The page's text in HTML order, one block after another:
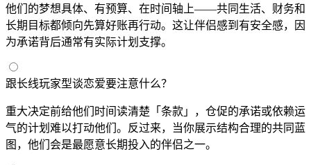
他们的梦想具体、有预算、在时间轴上——共同生活、财务和
长期目标都倾向先算好账再行动。这让伴侣感到有安全感，因
为承诺背后通常有实际计划支撑。
跟长线玩家型谈恋爱要注意什么？
重大决定前给他们时间读清楚「条款」，仓促的承诺或依赖运
气的计划难以打动他们。反过来，当你展示结构合理的共同蓝
图，他们会是最愿意长期投入的伴侣之一。